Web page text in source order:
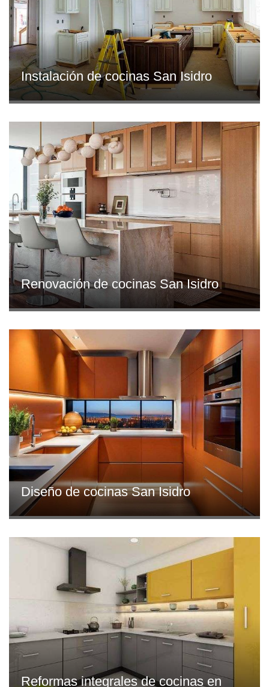
Instalación de cocinas San Isidro
Renovación de cocinas San Isidro
Diseño de cocinas San Isidro
Reformas integrales de cocinas en